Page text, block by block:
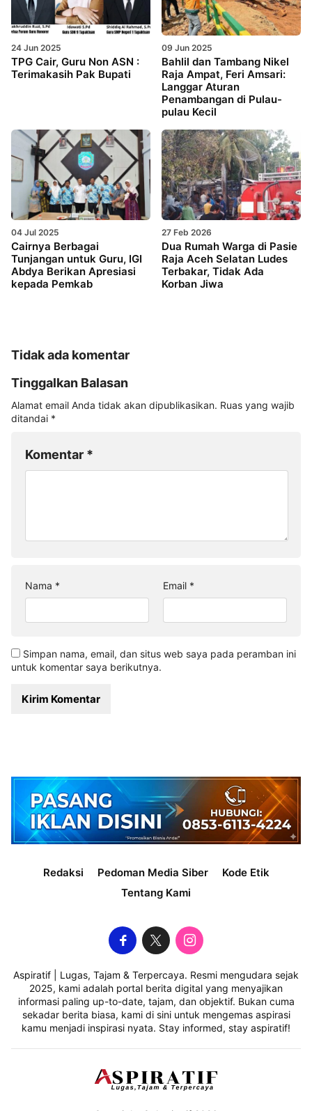
24 Jun 2025
TPG Cair, Guru Non ASN :
Terimakasih Pak Bupati
09 Jun 2025
Bahlil dan Tambang Nikel
Raja Ampat, Feri Amsari:
Langgar Aturan
Penambangan di Pulau-
pulau Kecil
04 Jul 2025
Cairnya Berbagai
Tunjangan untuk Guru, IGI
Abdya Berikan Apresiasi
kepada Pemkab
27 Feb 2026
Dua Rumah Warga di Pasie
Raja Aceh Selatan Ludes
Terbakar, Tidak Ada
Korban Jiwa
Tidak ada komentar
Tinggalkan Balasan
Alamat email Anda tidak akan dipublikasikan. Ruas yang wajib
ditandai *
Komentar *
Nama * Email *
Simpan nama, email, dan situs web saya pada peramban ini
untuk komentar saya berikutnya.
Redaksi Pedoman Media Siber
Kode Etik
Tentang Kami
Aspiratif | Lugas, Tajam & Terpercaya. Resmi mengudara sejak
2025, kami adalah portal berita digital yang menyajikan
informasi paling up-to-date, tajam, dan objektif. Bukan cuma
sekadar berita biasa, kami di sini untuk mengemas aspirasi
kamu menjadi inspirasi nyata. Stay informed, stay aspiratif!